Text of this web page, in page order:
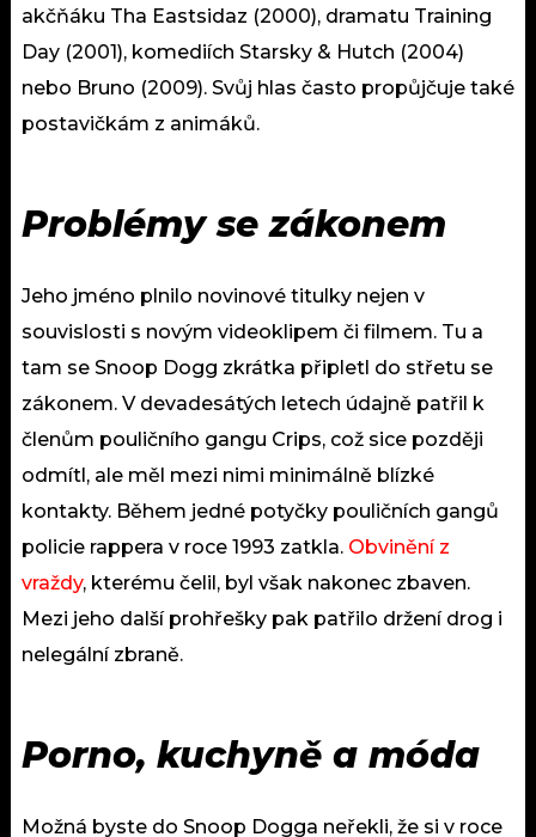
akčňáku Tha Eastsidaz (2000), dramatu Training
Day (2001), komediích Starsky & Hutch (2004)
nebo Bruno (2009). Svůj hlas často propůjčuje také
postavičkám z animáků.
Problémy se zákonem
Jeho jméno plnilo novinové titulky nejen v
souvislosti s novým videoklipem či filmem. Tu a
tam se Snoop Dogg zkrátka připletl do střetu se
zákonem. V devadesátých letech údajně patřil k
členům pouličního gangu Crips, což sice později
odmítl, ale měl mezi nimi minimálně blízké
kontakty. Během jedné potyčky pouličních gangů
policie rappera v roce 1993 zatkla. Obvinění z
vraždy, kterému čelil, byl však nakonec zbaven.
Mezi jeho další prohřešky pak patřilo držení drog i
nelegální zbraně.
Porno, kuchyně a móda
Možná byste do Snoop Dogga neřekli, že si v roce